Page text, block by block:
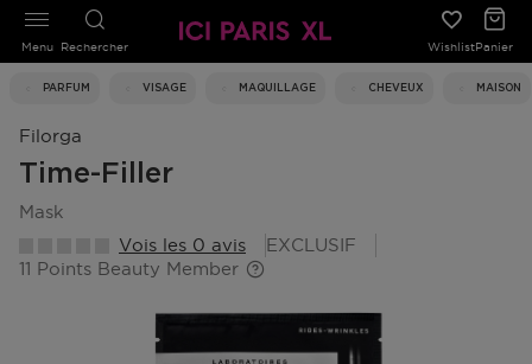
Rechercher WishlistPanier
PARFUM VISAGE MAQUILLAGE CHEVEUX MAISON
Menu
Filorga
Time-Filler
mask
Vois les 0 avis
EXCLUSIF
11 Points Beauty Member